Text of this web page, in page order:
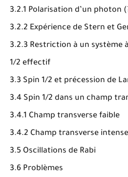
3.2.1 Polarisation d’un photon
3.2.2 Expérience de Stern et
3.2.3 Restriction à un système
1/2 effectif
3.3 Spin 1/2 et précession de
3.4 Spin 1/2 dans un champ
3.4.1 Champ transverse faible
3.4.2 Champ transverse intense
3.5 Oscillations de Rabi
3.6 Problèmes